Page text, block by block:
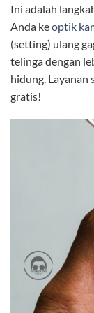
Ini adalah
Anda keoptik
(setting) ulang
telinga dengan
hidung. Layanan
gratis!